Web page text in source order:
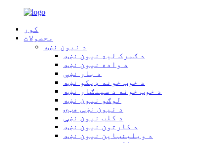
کور
محصولات
د نیون نښه
د ګمرک لیډ نیون نښه
د واده نیون نښه
د بار نښې
د خوب خونه ډیکو نښه
د خوب خونه د سینګار نښه
لوګو نیون نښه
د نیون نښې هټۍ
د کلب نیون نښې
د کارتون نیون نښه
د ویلینټاین نیون نښه